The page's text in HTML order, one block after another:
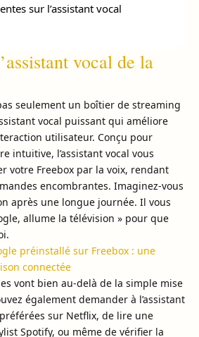
sur l’assistant vocal
vocal de la
seulement un boîtier de streaming
vocal puissant qui améliore
utilisateur. Conçu pour
intuitive, l’assistant vocal vous
votre Freebox par la voix, rendant
encombrantes. Imaginez-vous
après une longue journée. Il vous
allume la télévision » pour que
préinstallé sur Freebox : une
connectée
vont bien au-delà de la simple mise
également demander à l’assistant
sur Netflix, de lire une
Spotify, ou même de vérifier la